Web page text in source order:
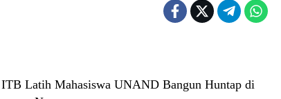
ITB Latih Mahasiswa UNAND Bangun Huntap di